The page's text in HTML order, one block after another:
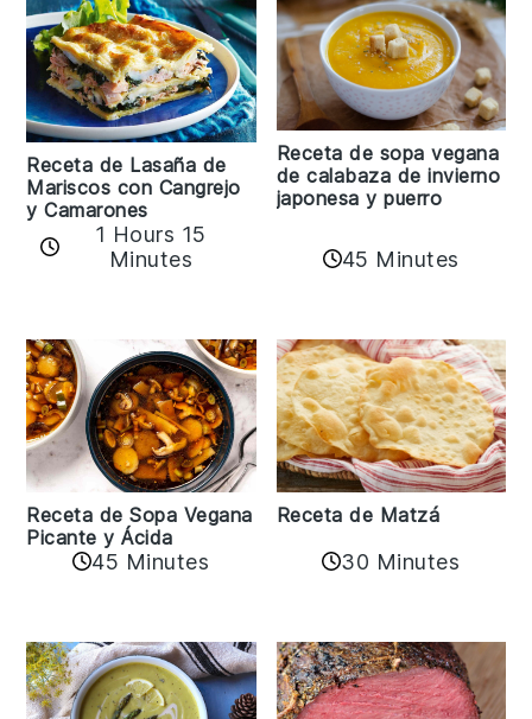
Receta de Lasaña de
Mariscos con Cangrejo
y Camarones
1 Hours 15
Minutes
Receta de sopa vegana
de calabaza de invierno
japonesa y puerro
45 Minutes
Receta de Sopa Vegana
Picante y Ácida
45 Minutes
Receta de Matzá
30 Minutes